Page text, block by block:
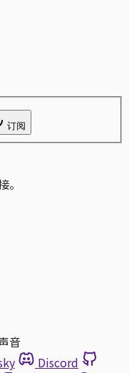
订阅
音
Discord